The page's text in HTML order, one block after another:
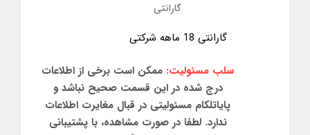
گارانتی
گارانتی 18 ماهه شرکتی
سلب مسئولیت: ممکن است برخی از اطلاعات
درج شده در این قسمت صحیح نباشد و
پایاتلکام مسئولیتی در قبال مغایرت اطلاعات
ندارد. لطفا در صورت مشاهده، با پشتیبانی